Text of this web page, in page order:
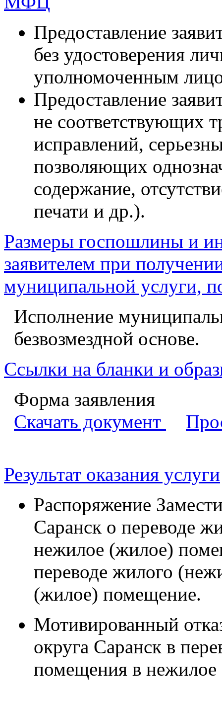
Предоставление
без удостоверения
уполномоченным
Предоставление
не соответствующих
исправлений,
позволяющих
содержание,
печати и др.).
Размеры госпошлины и
заявителем при
муниципальной услуги,
Исполнение
безвозмездной основе.
Ссылки на бланки и
Форма заявления
Скачать документ
Результат оказания услуги
Распоряжение
Саранск о переводе
нежилое (жилое)
переводе жилого
(жилое) помещение.
Мотивированный
округа Саранск в
помещения в